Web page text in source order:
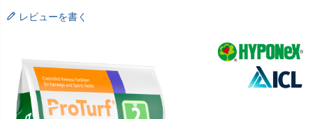
レビューを書く